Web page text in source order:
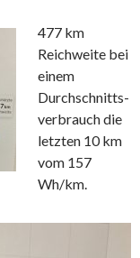
477 km
Reichweite bei
einem
Durchschnitts-
verbrauch die
letzten 10 km
vom 157
Wh/km.